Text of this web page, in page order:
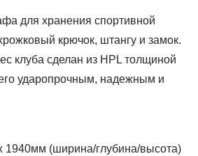
для хранения спортивной
крючок, штангу и замок.
клуба сделан из HPL толщиной
ударопрочным, надежным и
1940мм (ширина/глубина/высота)